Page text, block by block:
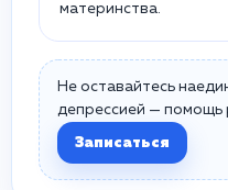
материнства.
Не оставайтесь
депрессией — помощь
Записаться